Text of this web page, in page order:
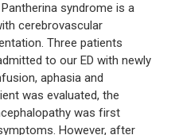
syndrome is a
cerebrovascular
Three patients
to our ED with newly
aphasia and
was evaluated, the
was first
However, after